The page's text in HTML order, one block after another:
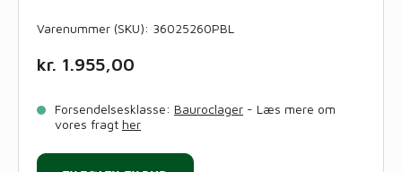
Varenummer (SKU): 36025260PBL
kr. 1.955,00
Forsendelsesklasse: Bauroclager - Læs mere om
vores fragt her